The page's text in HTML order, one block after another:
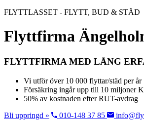
FLYTTLASSET - FLYTT, BUD & STÄD
Flyttfirma
FLYTTFIRMA MED LÅNG
Vi utför över 10 000 flyttar/städ per år
Försäkring ingår upp till 10 miljoner
50% av kostnaden efter RUT-avdrag
Bli uppringd »
010-148 37 85